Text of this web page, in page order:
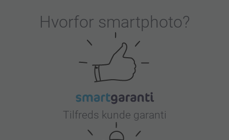
Hvorfor smartphoto?
Tilfreds kunde garanti